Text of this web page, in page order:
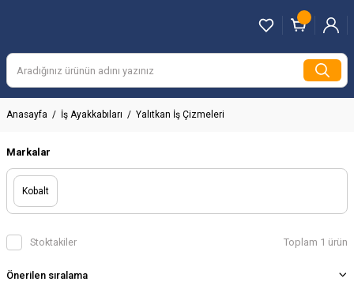
Anasayfa İş Ayakkabıları Yalıtkan İş Çizmeleri
Markalar
Kobalt
Stoktakiler Toplam 1 ürün